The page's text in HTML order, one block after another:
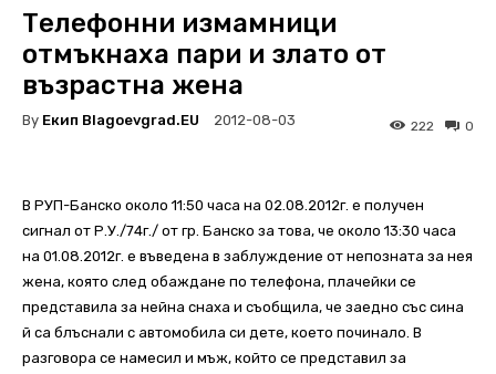
Телефонни измамници
отмъкнаха пари и злато oт
възрастна жена
By Екип Blagoevgrad.EU 2012-08-03 0
222
В РУП-Банско около 11:50 часа на 02.08.2012г. е получен
сигнал от Р.У./74г./ от гр. Банско за това, че около 13:30 часа
на 01.08.2012г. е въведена в заблуждение от непозната за нея
жена, която след обаждане по телефона, плачейки се
представила за нейна снаха и съобщила, че заедно със сина
й са блъснали с автомобила си дете, което починало. В
разговора се намесил и мъж, който се представил за